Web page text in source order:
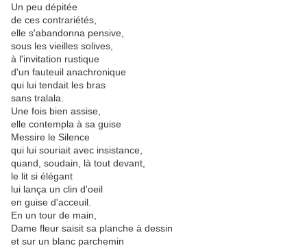
Un peu dépitée
de ces contrariétés,
elle s'abandonna pensive,
sous les vieilles solives,
à l'invitation rustique
d'un fauteuil anachronique
qui lui tendait les bras
sans tralala.
Une fois bien assise,
elle contempla à sa guise
Messire le Silence
qui lui souriait avec insistance,
quand, soudain, là tout devant,
le lit si élégant
lui lança un clin d'oeil
en guise d'acceuil.
En un tour de main,
Dame fleur saisit sa planche à dessin
et sur un blanc parchemin